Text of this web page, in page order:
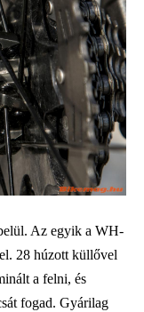
Az egyik a WH-
28 húzott küllővel
a felni, és
fogad. Gyárilag